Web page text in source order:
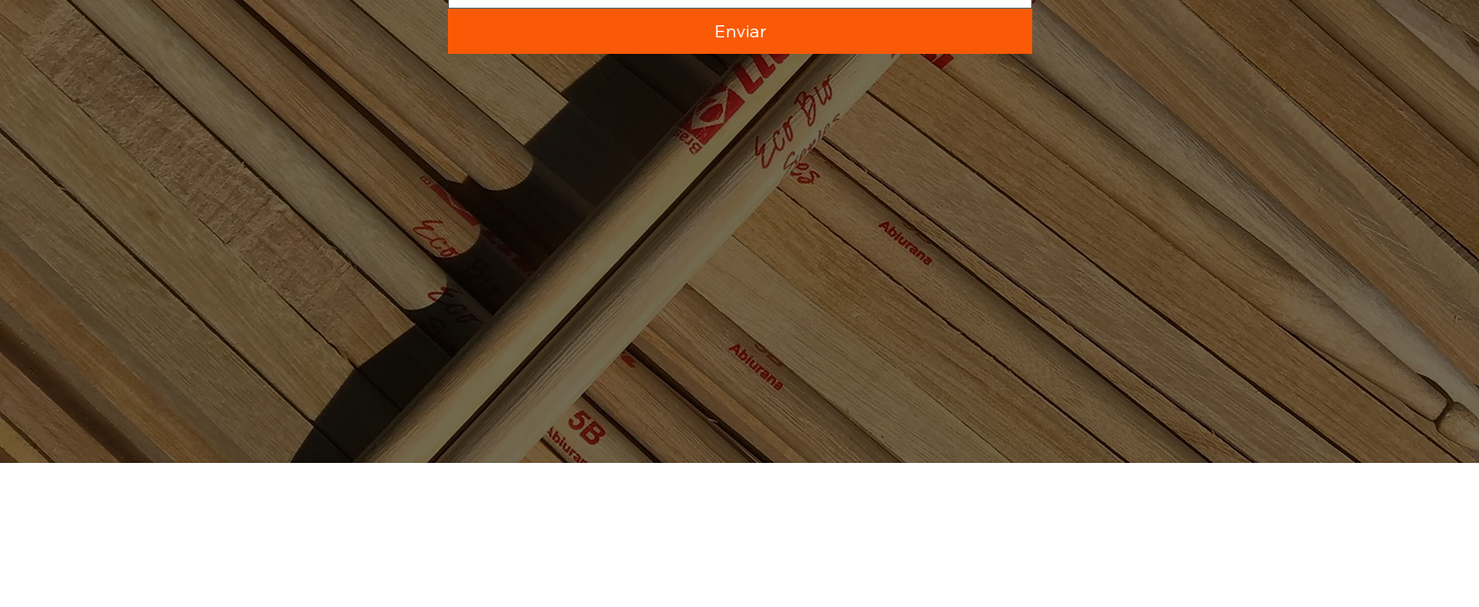
Enviar